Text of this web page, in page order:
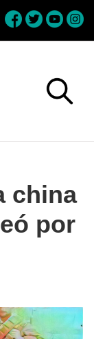
china
por